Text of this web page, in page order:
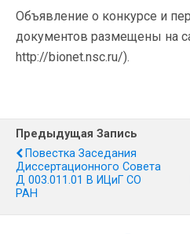
Объявление о конкурсе и
документов размещены на
http://bionet.nsc.ru/).
Предыдущая Запись
Повестка Заседания
Диссертационного Совета
Д 003.011.01 В ИЦиГ СО
РАН